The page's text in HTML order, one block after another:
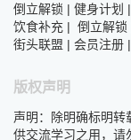
倒立解锁 | 健身计划 |
饮食补充 | 倒立解锁
街头联盟 | 会员注册 |
版权声明
声明：除明确标明
供交流学习之用，请